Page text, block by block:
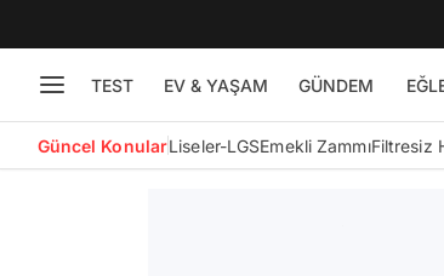
TEST EV & YAŞAM GÜNDEM
Güncel KonularLiseler-LGSEmekli ZammıFiltresiz